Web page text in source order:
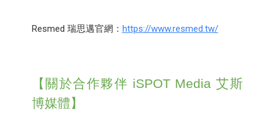
Resmed 瑞思邁官網： https://www.resmed.tw/
【關於合作夥伴 iSPOT Media 艾斯
博媒體】